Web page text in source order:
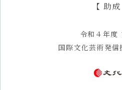
【 助成
令和４年度
国際文化芸術発信